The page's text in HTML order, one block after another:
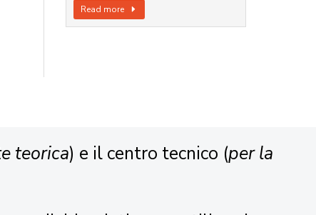
Read more
teorica) e il centro tecnico (per la